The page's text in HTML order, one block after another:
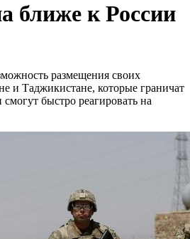
ближе к России
размещения своих
и Таджикистане, которые граничат
быстро реагировать на